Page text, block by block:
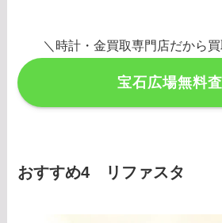
＼時計・金買取専門店だから
宝石広場無料
おすすめ4 リファスタ